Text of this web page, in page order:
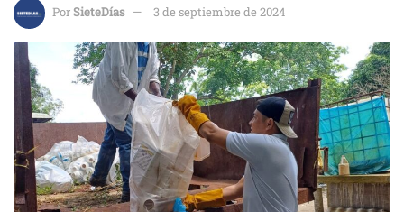
PorSieteDías 3 de septiembre de 2024